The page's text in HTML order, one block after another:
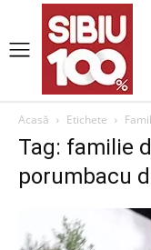
Acasă Etichete
Tag: familie
porumbacu